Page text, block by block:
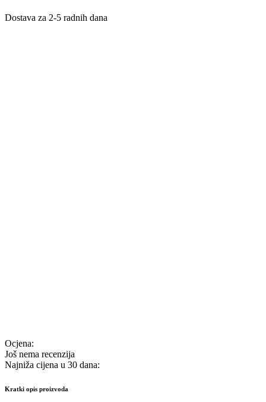
Dostava za 2-5 radnih dana
Ocjena:
Još nema recenzija
Najniža cijena u 30 dana:
Kratki opis proizvoda